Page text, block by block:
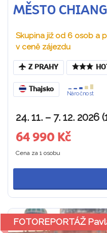
MĚSTO
Skupina již od 6 osob a
v ceně zájezdu
Z PRAHY
Thajsko
Náročnost
24. 11. – 7. 12.
64 990 Kč
Cena za 1 osobu
FOTOREPORTÁŽ